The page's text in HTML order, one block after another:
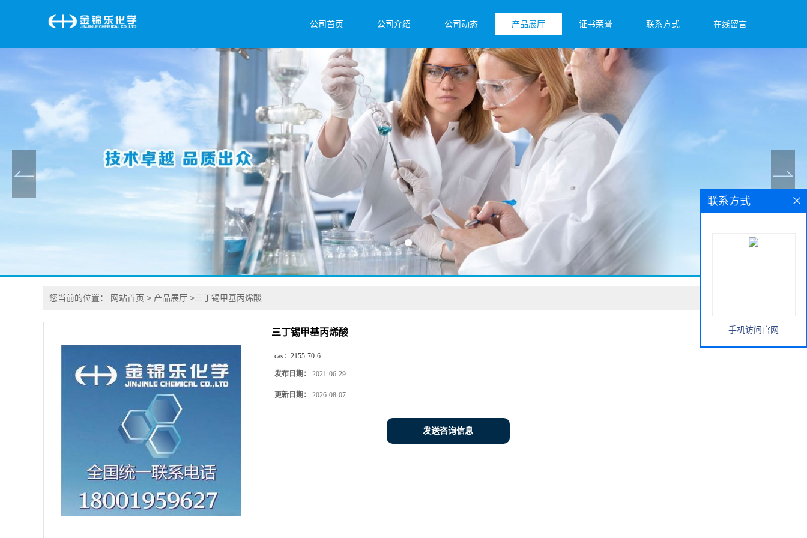
公司首页 公司介绍 公司动态 产品展厅 证书荣誉 联系方式 在线留言
您当前的位置： 网站首页 > 产品展厅 >三丁锡甲基丙烯酸
三丁锡甲基丙烯酸
cas： 2155-70-6
发布日期： 2021-06-29
更新日期： 2026-08-07
发送咨询信息
联系方式
手机访问官网